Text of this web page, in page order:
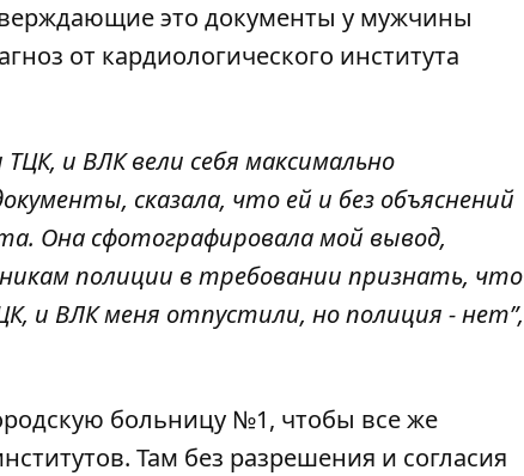
это документы у мужчины
от кардиологического института
и ВЛК вели себя максимально
сказала, что ей и без объяснений
Она сфотографировала мой вывод,
полиции в требовании признать, что
и ВЛК меня отпустили, но полиция - нет”,
больницу №1, чтобы все же
Там без разрешения и согласия